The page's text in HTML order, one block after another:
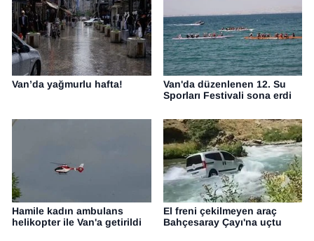
Van’da yağmurlu hafta!
Van'da düzenlenen 12. Su
Sporları Festivali sona erdi
Hamile kadın ambulans
helikopter ile Van'a getirildi
El freni çekilmeyen araç
Bahçesaray Çayı'na uçtu